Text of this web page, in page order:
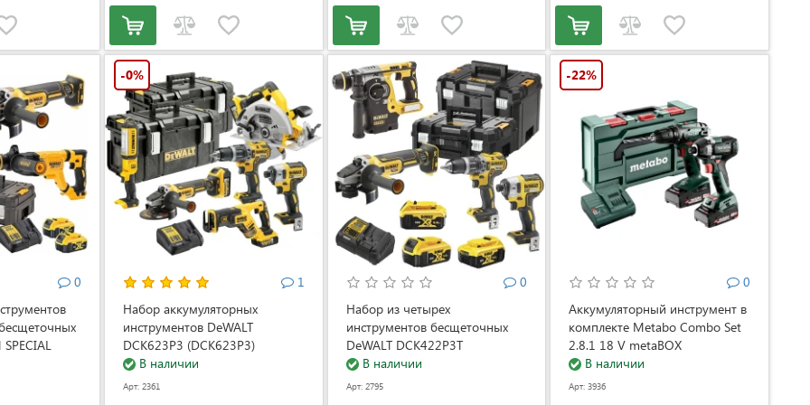
0
-0%
1
Набор аккумуляторных
инструментов DeWALT
DCK623P3 (DCK623P3)
В наличии
Арт: 2361
0
Набор из четырех
инструментов бесщеточных
DeWALT DCK422P3T
(DCK422P3T)
В наличии
Арт: 2795
-22%
0
Аккумуляторный инструмент в
комплекте Metabo Combo Set
2.8.1 18 V metaBOX
(685193000)
В наличии
Арт: 3936